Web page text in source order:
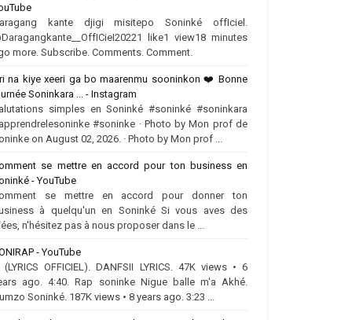
kante djigi misitepo Soninké offIciel.
like1 view18 minutes
more. Subscribe. Comments. Comment.
na kiye xeeri ga bo maarenmu sooninkon ❤️‍ Bonne
Soninkara ... - Instagram
simples en Soninké #soninké #soninkara
#soninke · Photo by Mon prof de
on August 02, 2026. · Photo by Mon prof ...
se mettre en accord pour ton business en
- YouTube
se mettre en accord pour donner ton
à quelqu'un en Soninké Si vous aves des
n'hésitez pas à nous proposer dans le ...
- YouTube
(LYRICS OFFICIEL). DANFSII LYRICS. 47K views • 6
ago. 4:40. Rap soninke Nigue balle m'a Akhé.
Soninké. 187K views • 8 years ago. 3:23 ...